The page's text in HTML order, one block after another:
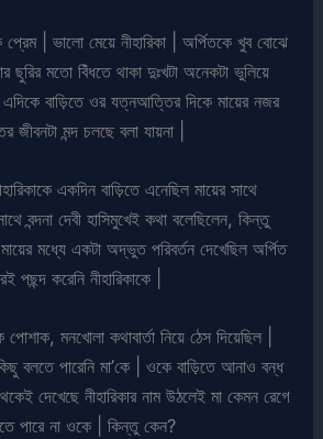
| ভালো মেয়ে নীহারিকা | অর্পিতকে খুব বোঝে
ছুরির মতো বিঁধতে থাকা দুঃখটা অনেকটা ভুলিয়ে
এদিকে বাড়িতে ওর যত্নআত্তির দিকে মায়ের নজর
জীবনটা মন্দ চলছে বলা যায়না |
একদিন বাড়িতে এনেছিল মায়ের সাথে
বন্দনা দেবী হাসিমুখেই কথা বলেছিলেন, কিন্তু
মায়ের মধ্যে একটা অদ্ভুত পরিবর্তন দেখেছিল অর্পিত
পছন্দ করেনি নীহারিকাকে |
মনখোলা কথাবার্তা নিয়ে ঠেস দিয়েছিল |
বলতে পারেনি মা’কে | ওকে বাড়িতে আনাও বন্ধ
দেখেছে নীহারিকার নাম উঠলেই মা কেমন রেগে
পারে না ওকে | কিন্তু কেন?